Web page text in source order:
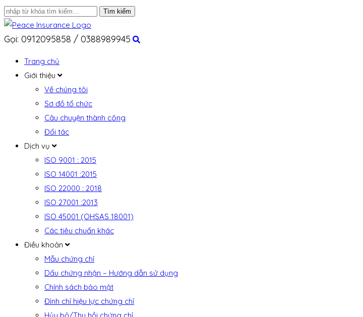
Gọi: 0912095858 / 0388989945
Trang chủ
Giới thiệu
Về chúng tôi
Sơ đồ tổ chức
Câu chuyện thành công
Đối tác
Dịch vụ
ISO 9001 : 2015
ISO 14001 :2015
ISO 22000 : 2018
ISO 27001 :2013
ISO 45001 (OHSAS 18001)
Các tiêu chuẩn khác
Điều khoản
Mẫu chứng chỉ
Dấu chứng nhận – Hướng dẫn sử dụng
Chính sách bảo mật
Đình chỉ hiệu lực chứng chỉ